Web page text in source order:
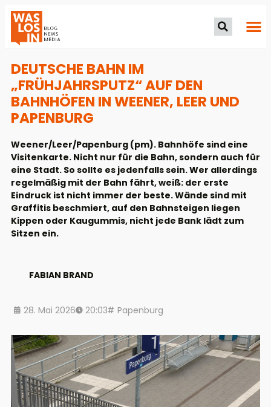
DEUTSCHE BAHN IM
„FRÜHJAHRSPUTZ“ AUF DEN
BAHNHÖFEN IN WEENER, LEER UND
PAPENBURG
Weener/Leer/Papenburg (pm). Bahnhöfe sind eine
Visitenkarte. Nicht nur für die Bahn, sondern auch für
eine Stadt. So sollte es jedenfalls sein. Wer allerdings
regelmäßig mit der Bahn fährt, weiß: der erste
Eindruck ist nicht immer der beste. Wände sind mit
Graffitis beschmiert, auf den Bahnsteigen liegen
Kippen oder Kaugummis, nicht jede Bank lädt zum
Sitzen ein.
FABIAN BRAND
28. Mai 2026 20:03 Papenburg